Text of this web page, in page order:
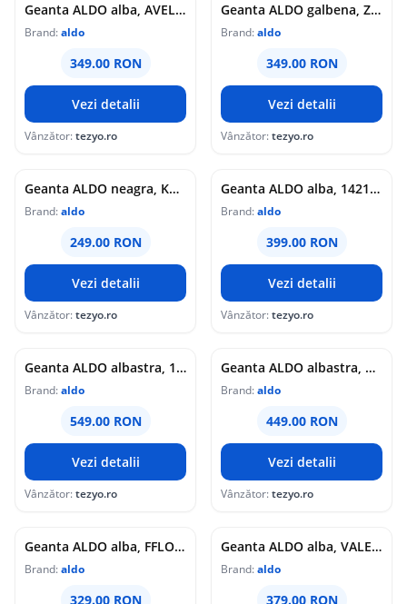
Geanta ALDO alba, AVELIA 110, din piele ecologica
Brand:aldo
349.00 RON
Vezi detalii
Vânzător:tezyo.ro
Geanta ALDO galbena, ZERINA 745, din piele ecologica
Brand:aldo
349.00 RON
Vezi detalii
Vânzător:tezyo.ro
Geanta ALDO neagra, KAEAJAR 240, din piele ecologica
Brand:aldo
249.00 RON
Vezi detalii
Vânzător:tezyo.ro
Geanta ALDO alba, 14217099, din piele ecologica
Brand:aldo
399.00 RON
Vezi detalii
Vânzător:tezyo.ro
Geanta ALDO albastra, 14217265, din piele ecologica
Brand:aldo
549.00 RON
Vezi detalii
Vânzător:tezyo.ro
Geanta ALDO albastra, PARADISO 407, din piele ecologica
Brand:aldo
449.00 RON
Vezi detalii
Vânzător:tezyo.ro
Geanta ALDO alba, FFLORALINE 100, din piele ecologica
Brand:aldo
329.00 RON
Geanta ALDO alba, VALERRYA 100, din piele ecologica
Brand:aldo
379.00 RON